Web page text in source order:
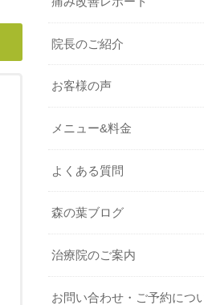
院長のご紹介
お客様の声
メニュー&料金
よくある質問
森の葉ブログ
治療院のご案内
お問い合わせ・ご予約につ